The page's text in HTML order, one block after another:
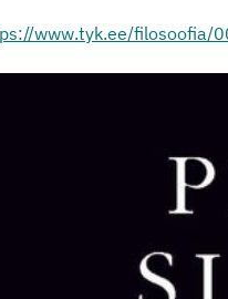
www.tyk.ee/filosoofia/